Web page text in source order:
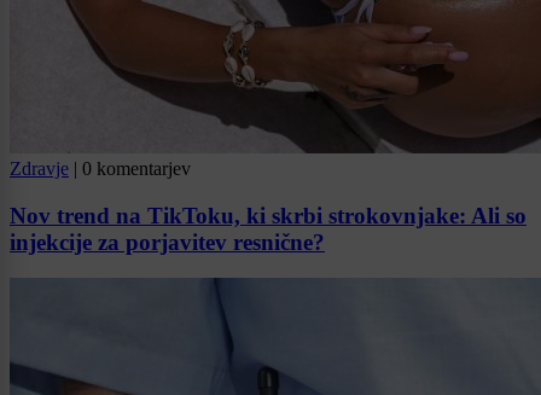
Zdravje | 0 komentarjev
Nov trend na TikToku, ki skrbi strokovnjake: Ali so
injekcije za porjavitev resnične?